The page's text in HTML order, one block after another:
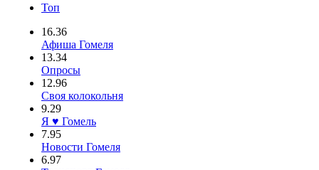
Топ
16.36
Афиша Гомеля
13.34
Опросы
12.96
Своя колокольня
9.29
Я ♥ Гомель
7.95
Новости Гомеля
6.97